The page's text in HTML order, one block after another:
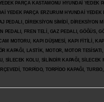
PARÇA KASTAMONU HYUNDAİ
YEDEK PARÇA ERZURUM HYUNDAİ
PEDALI, DİREKSİYON SİMİDİ, DİREKSİYON
PEDALI, FREN TELİ, GAZ PEDALI, GÖĞÜS,
MOTORU, KAPI DÜŞMESİ, KAPI FİTİLİ,
KAPAĞI, LASTİK, MOTOR, MOTOR
SİLECEK KOLU, SİLİNDİR KAPAĞI,
TORPİDO, TORPİDO KAPAĞI,